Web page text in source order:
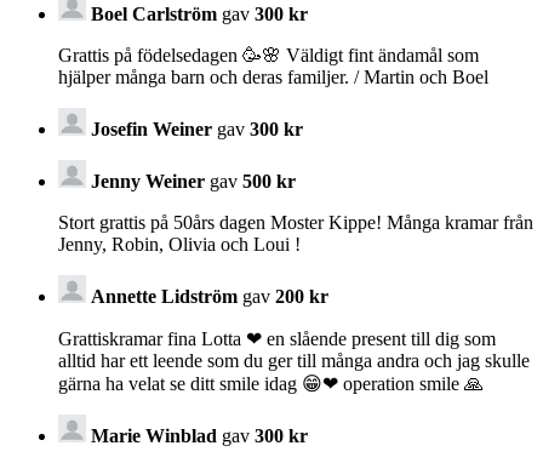
Boel Carlström gav 300 kr
Grattis på födelsedagen 🥳🌸 Väldigt fint ändamål som
hjälper många barn och deras familjer. / Martin och Boel
Josefin Weiner gav 300 kr
Jenny Weiner gav 500 kr
Stort grattis på 50års dagen Moster Kippe! Många kramar från
Jenny, Robin, Olivia och Loui !
Annette Lidström gav 200 kr
Grattiskramar fina Lotta ❤ en slående present till dig som
alltid har ett leende som du ger till många andra och jag skulle
gärna ha velat se ditt smile idag 😁❤ operation smile 🙏
Marie Winblad gav 300 kr